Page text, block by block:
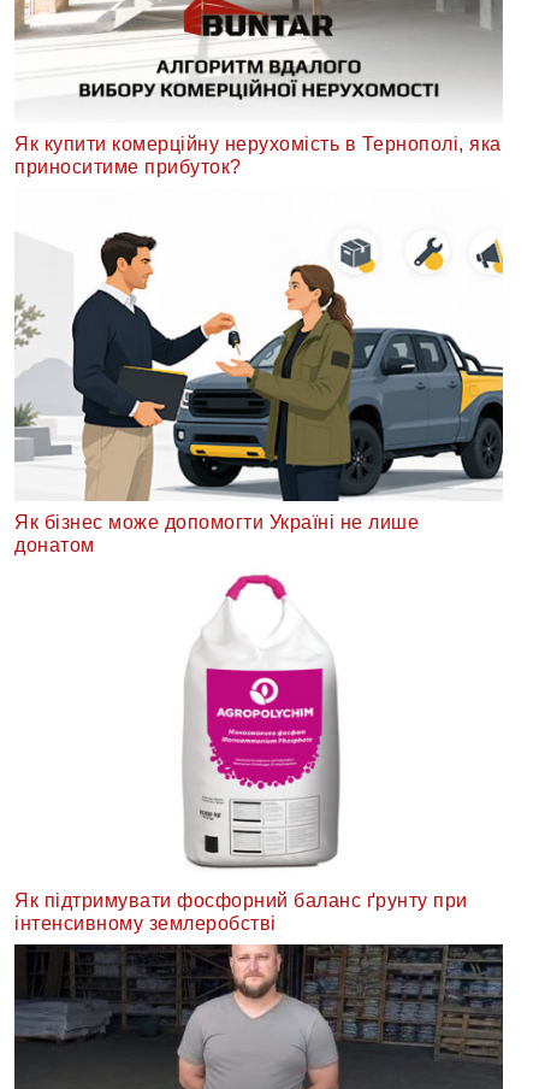
Як купити комерційну нерухомість в Тернополі, яка
приноситиме прибуток?
Як бізнес може допомогти Україні не лише
донатом
Як підтримувати фосфорний баланс ґрунту при
інтенсивному землеробстві